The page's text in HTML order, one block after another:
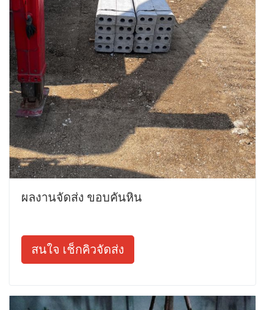
ผลงานจัดส่ง ขอบคันหิน
สนใจ เช็กคิวจัดส่ง